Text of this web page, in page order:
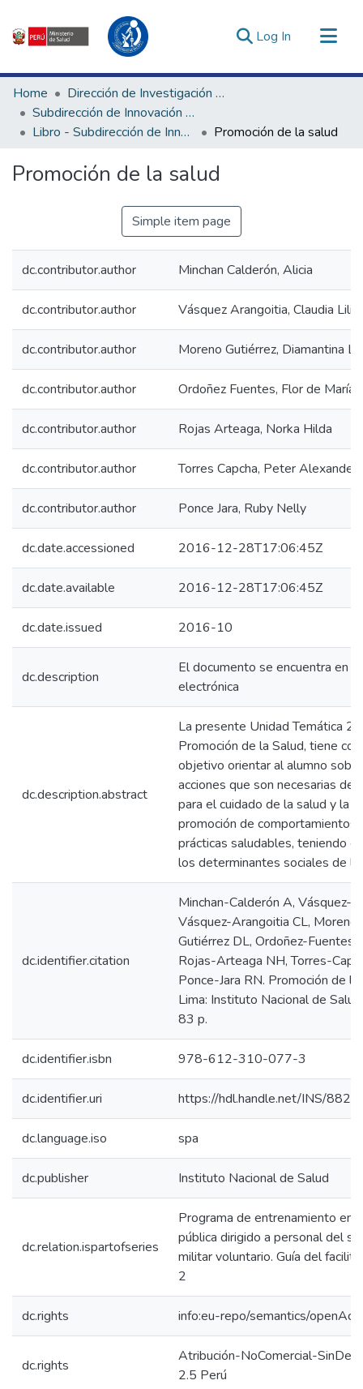
Log In (current)
Communities & Collections
All of DSpace
Statistics
Estadísticas Externas
Enlaces de interés ▾
Home
Dirección de Investigación e Innovación en Salud
Subdirección de Innovación en Salud
Libro - Subdirección de Innovación en Salud
Promoción de la salud
Promoción de la salud
Simple item page
dc.contributor.author Minchan Calderón, Alicia
dc.contributor.author Vásquez Arangoitia, Claudia
dc.contributor.author Moreno Gutiérrez, Diamantina
dc.contributor.author Ordoñez Fuentes, Flor de María
dc.contributor.author Rojas Arteaga, Norka Hilda
dc.contributor.author Torres Capcha, Peter Alexander
dc.contributor.author Ponce Jara, Ruby Nelly
dc.date.accessioned 2016-12-28T17:06:45Z
dc.date.available 2016-12-28T17:06:45Z
dc.date.issued 2016-10
dc.description
El documento se encuentra en
electrónica
dc.description.abstract
La presente Unidad Temática 2:
Promoción de la Salud, tiene
objetivo orientar al alumno
acciones que son necesarias de
para el cuidado de la salud y la
promoción de comportamientos
prácticas saludables, teniendo
los determinantes sociales de la
dc.identifier.citation
Minchan-Calderón A, Vásquez-
Vásquez-Arangoitia CL, Moreno-
Gutiérrez DL, Ordoñez-Fuentes
Rojas-Arteaga NH, Torres-
Ponce-Jara RN. Promoción de la
Lima: Instituto Nacional de
83 p.
dc.identifier.isbn 978-612-310-077-3
dc.identifier.uri https://hdl.handle.net/INS/882
dc.language.iso spa
dc.publisher Instituto Nacional de Salud
dc.relation.ispartofseries
Programa de entrenamiento en
pública dirigido a personal del
militar voluntario. Guía del
2
dc.rights info:eu-repo/semantics/
dc.rights
Atribución-NoComercial-
2.5 Perú